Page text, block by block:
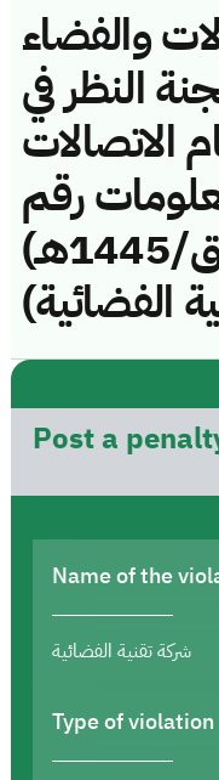
والفضاء
النظر في
الاتصالات
رقم
(45114384/ق/1445هـ)
الفضائية)
Post a
Name of the
شركة تقنية الفضائية
Type of violation